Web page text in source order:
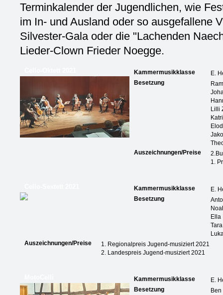
Terminkalender der Jugendlichen, wie
im In- und Ausland oder so ausgefallene
Silvester-Gala oder die "Lachenden
Lieder-Clown Frieder Noegge.
Kammermusikklasse
E.
Besetzung
Lilli
Auszeichnungen/Preise
1.
Kammermusikklasse
E.
Besetzung
Ella
Auszeichnungen/Preise
1. Regionalpreis Jugend-musiziert 2021
2. Landespreis Jugend-musiziert 2021
Kammermusikklasse
E.
Besetzung
Ben